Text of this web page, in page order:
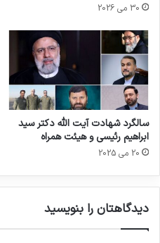
30 می 2026
سالگرد شهادت آیت‌ الله دکتر سید
ابراهیم رئیسی و هیئت همراه
20 می 2025
دیدگاهتان را بنویسید